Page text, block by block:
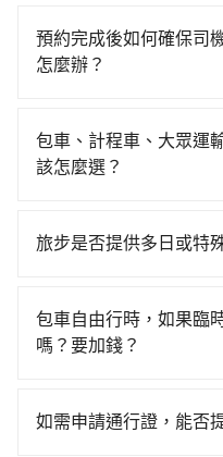
車花費約4,700元、車程
行進站、現場購票並於
排班的計程車，搭上小
後，抵達日月潭 (南投縣
計程車的密度為雙北的
少部分小黃司機不按表
價或恣意繞路。但如果
而且更會額外浪費90分
灣大車隊。依照里程跳
間。不過花蓮縣僅有合
月潭所在的南投縣的計
計程車，建議事先做好
跳表小黃可能較為便宜
的tripool，可能更適合
預約完成後如何確保司
怎麼辦？
派車。在出發前一天晚
訊提供司機的姓名、電
位置。但如果遇到車輛
包車、計程車、大眾運
該怎麼選？
擇： 預算：不同交通工
比較寬鬆且不介意耗時
車。 旅行人數：人數多
車，不趕時間即可選用
旅步是否提供多日或特
專人回覆您。
包車自由行時，如果臨
嗎？要加錢？
旅步可能會根據行經的
如需申請通行證，能否